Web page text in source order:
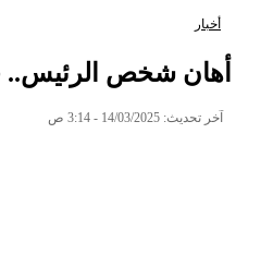
أخبار
أهان شخص الرئيس..
آخر تحديث: 14/03/2025 - 3:14 ص